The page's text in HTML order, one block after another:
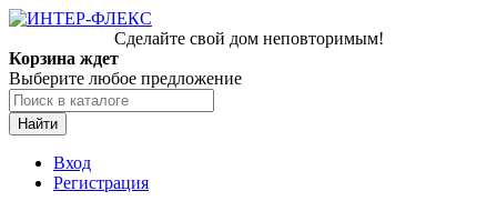
Сделайте свой дом неповторимым!
Корзина ждет
Выберите любое предложение
Найти
Вход
Регистрация